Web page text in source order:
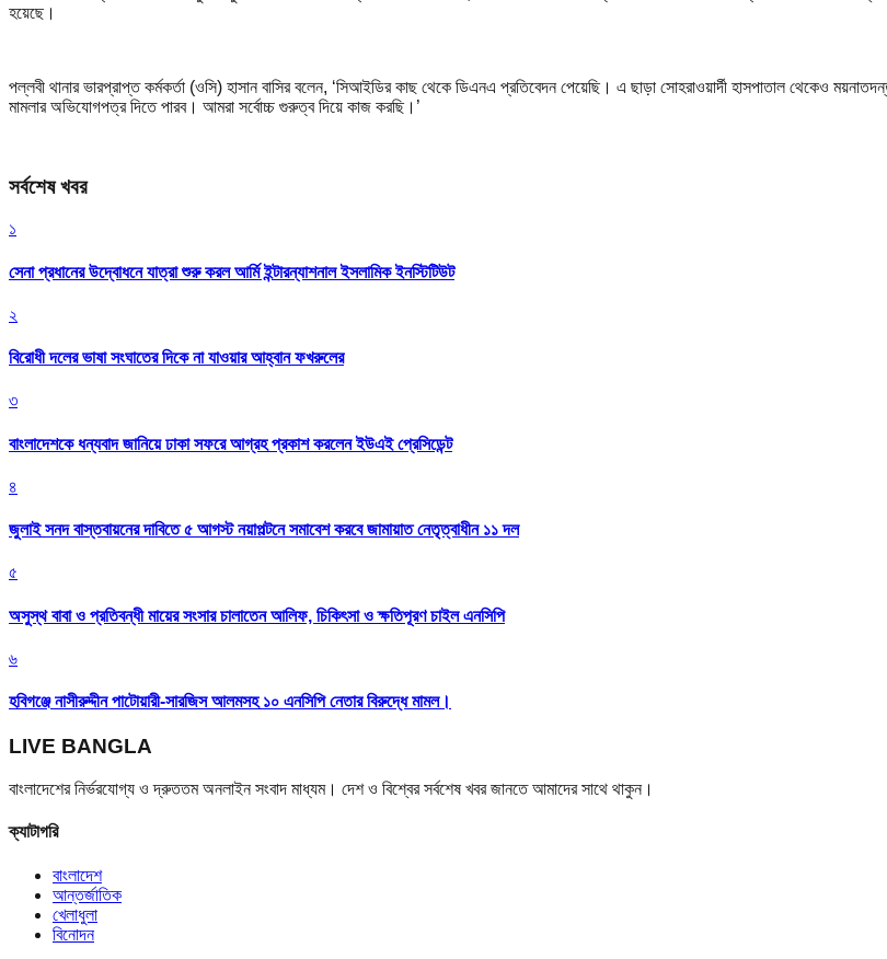
হয়েছে।
পল্লবী থানার ভারপ্রাপ্ত কর্মকর্তা (ওসি) হাসান বাসির বলেন, ‘সিআইডির কাছ থেকে ডিএনএ প্রতিবেদন পেয়েছি। এ ছাড়া সোহরাওয়ার্দী হাসপাতাল থেকেও
মামলার অভিযোগপত্র দিতে পারব। আমরা সর্বোচ্চ গুরুত্ব দিয়ে কাজ করছি।’
সর্বশেষ খবর
১
সেনা প্রধানের উদ্বোধনে যাত্রা শুরু করল আর্মি ইন্টারন্যাশনাল ইসলামিক ইনস্টিটিউট
২
বিরোধী দলের ভাষা সংঘাতের দিকে না যাওয়ার আহ্বান ফখরুলের
৩
বাংলাদেশকে ধন্যবাদ জানিয়ে ঢাকা সফরে আগ্রহ প্রকাশ করলেন ইউএই প্রেসিডেন্ট
৪
জুলাই সনদ বাস্তবায়নের দাবিতে ৫ আগস্ট নয়াপল্টনে সমাবেশ করবে জামায়াত নেতৃত্বাধীন ১১ দল
৫
অসুস্থ বাবা ও প্রতিবন্ধী মায়ের সংসার চালাতেন আলিফ, চিকিৎসা ও ক্ষতিপূরণ চাইল এনসিপি
৬
হবিগঞ্জে নাসীরুদ্দীন পাটোয়ারী-সারজিস আলমসহ ১০ এনসিপি নেতার বিরুদ্ধে মামল।
LIVE BANGLA
বাংলাদেশের নির্ভরযোগ্য ও দ্রুততম অনলাইন সংবাদ মাধ্যম। দেশ ও বিশ্বের সর্বশেষ খবর জানতে আমাদের সাথে থাকুন।
ক্যাটাগরি
বাংলাদেশ
আন্তর্জাতিক
খেলাধুলা
বিনোদন